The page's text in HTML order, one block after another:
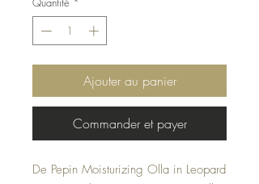
Ajouter au panier
Commander et payer
De Pepin Moisturizing Olla in Leopard